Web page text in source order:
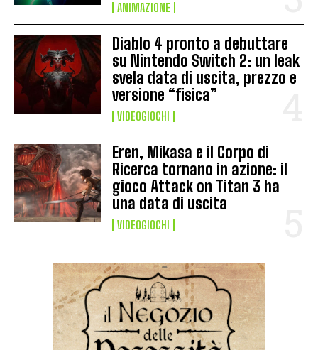
ANIMAZIONE
Diablo 4 pronto a debuttare
su Nintendo Switch 2: un leak
svela data di uscita, prezzo e
versione “fisica”
VIDEOGIOCHI
Eren, Mikasa e il Corpo di
Ricerca tornano in azione: il
gioco Attack on Titan 3 ha
una data di uscita
VIDEOGIOCHI